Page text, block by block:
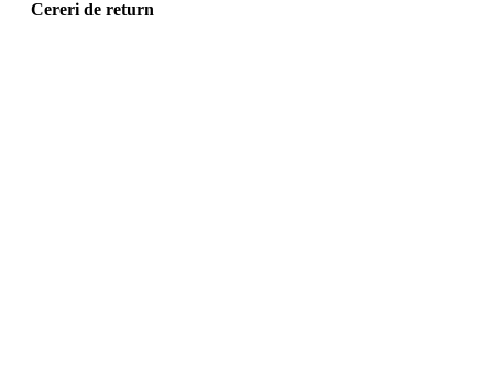
Cereri de return